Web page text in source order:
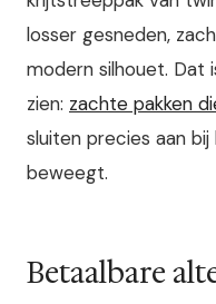
losser gesneden,
modern silhouet. Dat
zien: zachte pakken
sluiten precies aan
beweegt.
Betaalbare